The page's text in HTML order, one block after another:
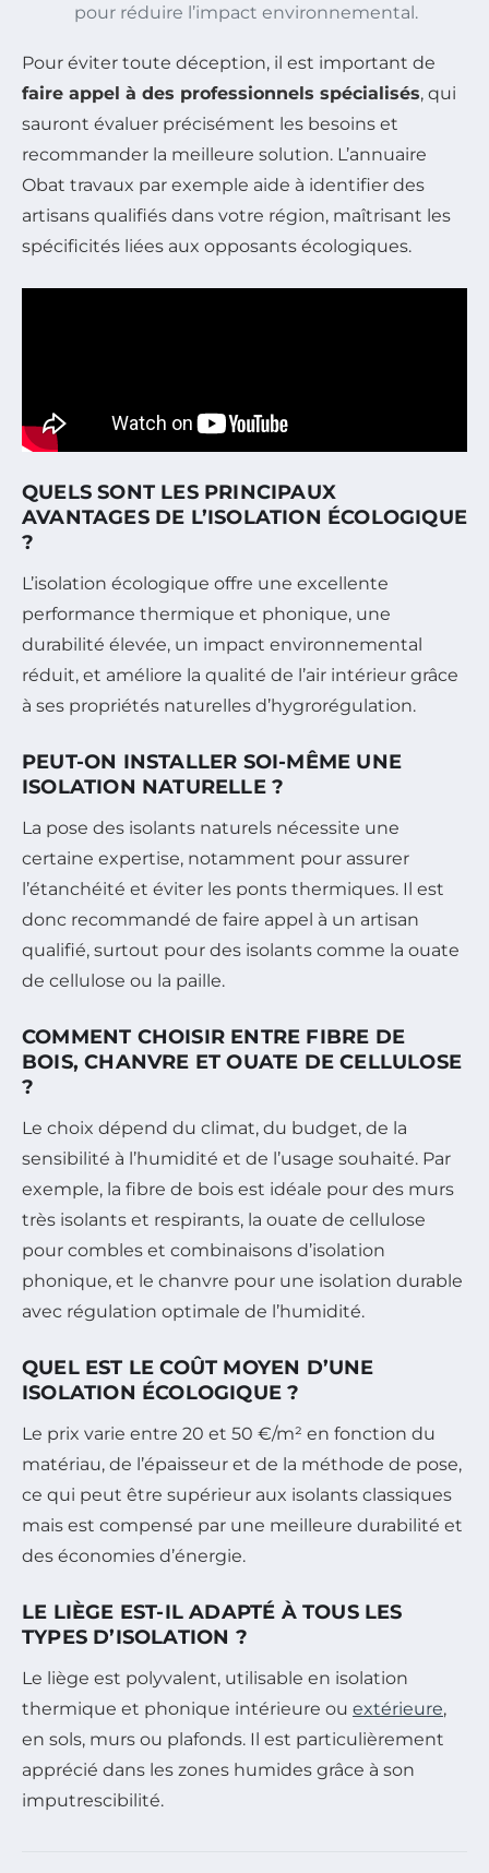
pour réduire l’impact environnemental.
Pour éviter toute déception, il est important de
faire appel à des professionnels spécialisés, qui
sauront évaluer précisément les besoins et
recommander la meilleure solution. L’annuaire
Obat travaux par exemple aide à identifier des
artisans qualifiés dans votre région, maîtrisant les
spécificités liées aux opposants écologiques.
QUELS SONT LES PRINCIPAUX
AVANTAGES DE L’ISOLATION ÉCOLOGIQUE
?
L’isolation écologique offre une excellente
performance thermique et phonique, une
durabilité élevée, un impact environnemental
réduit, et améliore la qualité de l’air intérieur grâce
à ses propriétés naturelles d’hygrorégulation.
PEUT-ON INSTALLER SOI-MÊME UNE
ISOLATION NATURELLE ?
La pose des isolants naturels nécessite une
certaine expertise, notamment pour assurer
l’étanchéité et éviter les ponts thermiques. Il est
donc recommandé de faire appel à un artisan
qualifié, surtout pour des isolants comme la ouate
de cellulose ou la paille.
COMMENT CHOISIR ENTRE FIBRE DE
BOIS, CHANVRE ET OUATE DE CELLULOSE
?
Le choix dépend du climat, du budget, de la
sensibilité à l’humidité et de l’usage souhaité. Par
exemple, la fibre de bois est idéale pour des murs
très isolants et respirants, la ouate de cellulose
pour combles et combinaisons d’isolation
phonique, et le chanvre pour une isolation durable
avec régulation optimale de l’humidité.
QUEL EST LE COÛT MOYEN D’UNE
ISOLATION ÉCOLOGIQUE ?
Le prix varie entre 20 et 50 €/m² en fonction du
matériau, de l’épaisseur et de la méthode de pose,
ce qui peut être supérieur aux isolants classiques
mais est compensé par une meilleure durabilité et
des économies d’énergie.
LE LIÈGE EST-IL ADAPTÉ À TOUS LES
TYPES D’ISOLATION ?
Le liège est polyvalent, utilisable en isolation
thermique et phonique intérieure ou extérieure,
en sols, murs ou plafonds. Il est particulièrement
apprécié dans les zones humides grâce à son
imputrescibilité.